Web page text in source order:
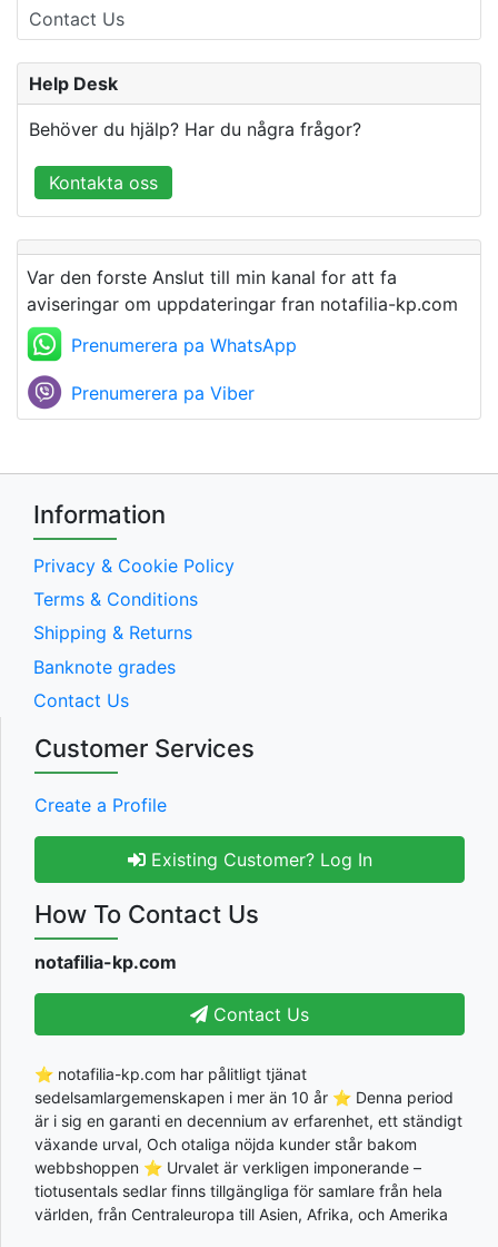
Contact Us
Help Desk
Behöver du hjälp? Har du några frågor?
Kontakta oss
Var den forste Anslut till min kanal for att fa
aviseringar om uppdateringar fran notafilia-kp.com
Prenumerera pa WhatsApp
Prenumerera pa Viber
Information
Privacy & Cookie Policy
Terms & Conditions
Shipping & Returns
Banknote grades
Contact Us
Customer Services
Create a Profile
Existing Customer? Log In
How To Contact Us
notafilia-kp.com
Contact Us
⭐ notafilia-kp.com har pålitligt tjänat
sedelsamlargemenskapen i mer än 10 år ⭐ Denna period
är i sig en garanti en decennium av erfarenhet, ett ständigt
växande urval, Och otaliga nöjda kunder står bakom
webbshoppen ⭐ Urvalet är verkligen imponerande –
tiotusentals sedlar finns tillgängliga för samlare från hela
världen, från Centraleuropa till Asien, Afrika, och Amerika